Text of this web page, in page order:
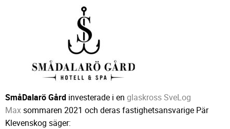
SmåDalarö Gård investerade i en glaskross SveLog
Maxsommaren 2021 och deras fastighetsansvarige Pär
Klevenskog säger: